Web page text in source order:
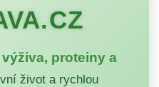
proteiny a
život a rychlou